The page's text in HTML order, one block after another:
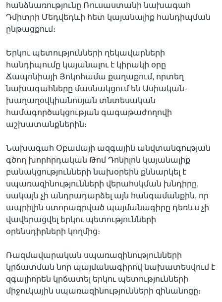
հանձնառությունը Ռուսաստանի նախագահ
Դմիտրի Մեդվեդևի հետ կայանալիք հանդիպման
ընթացքում։
Երկու պետությունների ղեկավարների
հանդիպումը կայանալու է կիրակի օրը
Ճապոնիայի Յոկոհամա քաղաքում, որտեղ
նախագահները մասնակցում են Ասիական-
խաղաղօվկիանոսյան տնտեսական
համագործակցության գագաթաժողովի
աշխատանքներին։
Նախագահ Օբամայի ազգային անվտանգության
գծող խորհրդական Թոմ Դոնիլոն կայանալիք
բանակցությունների նախօրեին քննարկել է
սպառազինությունների վերահսկման խնդիրը,
սակայն չի անդրադարձել այն հանգամանքին, որ
ապրիլին ստորագրված պայմանագիրը դեռևս չի
վավերացվել երկու պետությունների
օրենսդիրների կողմից։
Ռազմավարական սպառազինությունների
կրճատման նոր պայմանագիրով նախատեսվում է
զգալիորեն կրճատել երկու պետությունների
միջուկային սպառազինությունների զինանոցը։